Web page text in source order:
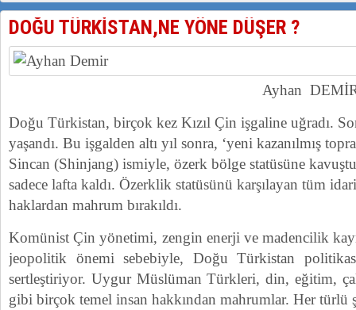
MHP’DEN URUMÇİ KATLİAMI MESAJİ : 05.07.2009
ÇİN’İN ANKARA BÜYÜKELÇİSİ JİANG’İN TRABZON
DOĞU TÜRKİSTAN,NE YÖNE DÜŞER ?
Ayhan
Doğu Türkistan, birçok kez Kızıl Çin işgaline uğradı.
yaşandı. Bu işgalden altı yıl sonra, ‘yeni kazanılmış
Sincan (Shinjang) ismiyle, özerk bölge statüsüne
sadece lafta kaldı. Özerklik statüsünü karşılayan tüm
haklardan mahrum bırakıldı.
Komünist Çin yönetimi, zengin enerji ve madencilik
jeopolitik önemi sebebiyle, Doğu Türkistan
sertleştiriyor. Uygur Müslüman Türkleri, din, eğitim,
gibi birçok temel insan hakkından mahrumlar. Her türlü